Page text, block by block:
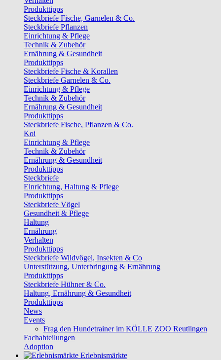
Produkttipps
Steckbriefe Fische, Garnelen & Co.
Steckbriefe Pflanzen
Einrichtung & Pflege
Technik & Zubehör
Ernährung & Gesundheit
Produkttipps
Steckbriefe Fische & Korallen
Steckbriefe Garnelen & Co.
Einrichtung & Pflege
Technik & Zubehör
Ernährung & Gesundheit
Produkttipps
Steckbriefe Fische, Pflanzen & Co.
Koi
Einrichtung & Pflege
Technik & Zubehör
Ernährung & Gesundheit
Produkttipps
Steckbriefe
Einrichtung, Haltung & Pflege
Produkttipps
Steckbriefe Vögel
Gesundheit & Pflege
Haltung
Ernährung
Verhalten
Produkttipps
Steckbriefe Wildvögel, Insekten & Co
Unterstützung, Unterbringung & Ernährung
Produkttipps
Steckbriefe Hühner & Co.
Haltung, Ernährung & Gesundheit
Produkttipps
News
Events
Frag den Hundetrainer im KÖLLE ZOO Reutlingen
Fachabteilungen
Adoption
Erlebnismärkte